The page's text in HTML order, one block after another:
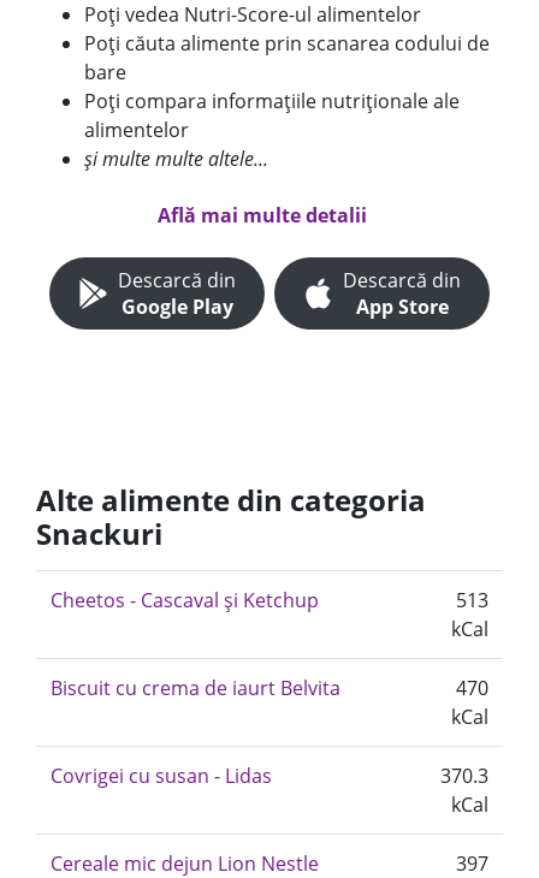
Poți vedea Nutri-Score-ul alimentelor
Poți căuta alimente prin scanarea codului de
bare
Poți compara informațiile nutriționale ale
alimentelor
și multe multe altele...
Află mai multe detalii
Descarcă din
Google Play
Descarcă din
App Store
Alte alimente din categoria
Snackuri
Cheetos - Cascaval și Ketchup
513
kCal
Biscuit cu crema de iaurt Belvita
470
kCal
Covrigei cu susan - Lidas
370.3
kCal
Cereale mic dejun Lion Nestle
397